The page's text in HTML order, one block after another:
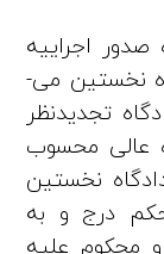
اجراییه
می ­باشد که این مورد از وظایف دادگاه نخستین می­
تجدیدنظر
عالی محسوب
نخستین
درج و به
محکوم علیه